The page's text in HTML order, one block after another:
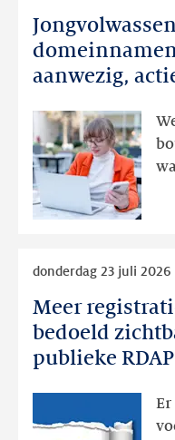
aanwezig,
Jongvolwassenen
aanwezig,
actie
volgt
later
Meer
bedoeld
publieke RDAP
donderdag 23 juli 2026
Meer
registratiegegevens
bedoeld
zichtbaar